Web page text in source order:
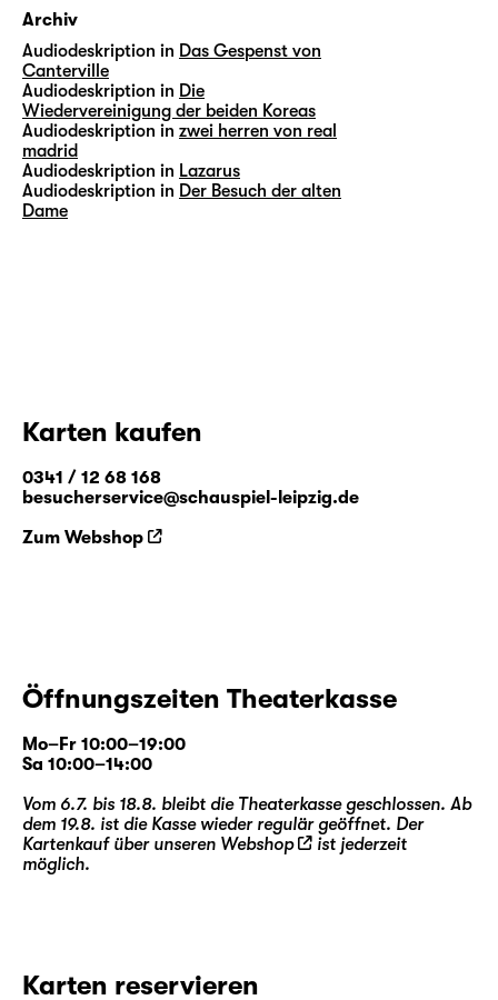
Archiv
Audiodeskription in Das Gespenst von
Canterville
Audiodeskription in Die
Wiedervereinigung der beiden Koreas
Audiodeskription in zwei herren von real
madrid
Audiodeskription in Lazarus
Audiodeskription in Der Besuch der alten
Dame
Karten kaufen
0341 / 12 68 168
besucherservice@schauspiel-leipzig.de
Zum Webshop
Öffnungszeiten Theaterkasse
Mo–Fr 10:00–19:00
Sa 10:00–14:00
Vom 6.7. bis 18.8. bleibt die Theaterkasse geschlossen. Ab
dem 19.8. ist die Kasse wieder regulär geöffnet. Der
Kartenkauf über unseren Webshop
ist jederzeit
möglich.
Karten reservieren